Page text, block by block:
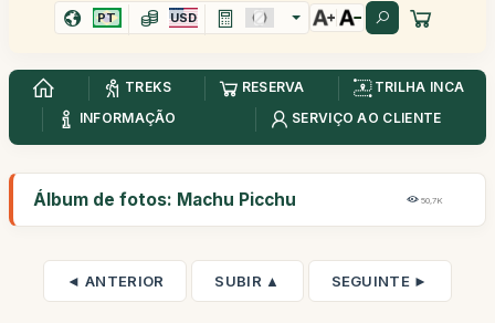
PT USD
TREKS RESERVA
TRILHA INCA
INFORMAÇÃO
SERVIÇO AO CLIENTE
Álbum de fotos: Machu Picchu 50,7K
◄ ANTERIOR SUBIR ▲ SEGUINTE ►